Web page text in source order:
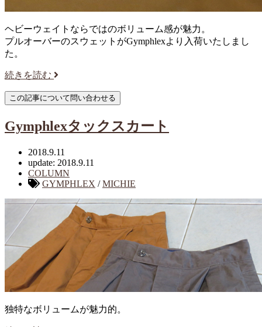
ヘビーウェイトならではのボリューム感が魅力。
プルオーバーのスウェットがGymphlexより入荷いたしまし
た。
続きを読む
Gymphlexタックスカート
2018.9.11
update: 2018.9.11
COLUMN
GYMPHLEX /MICHIE
独特なボリュームが魅力的。